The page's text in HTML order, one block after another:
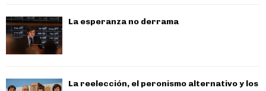
La esperanza no derrama
La reelección, el peronismo alternativo y los